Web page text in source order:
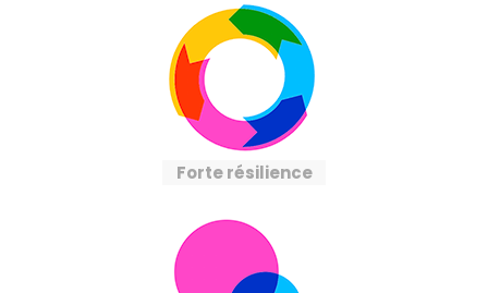
Forte résilience